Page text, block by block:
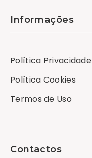
Informações
Política Privacidade
Política Cookies
Termos de Uso
Contactos